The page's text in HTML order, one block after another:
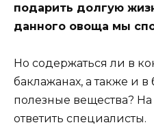
подарить долгую
данного овоща мы
Но содержаться ли в
баклажанах, а также и
полезные вещества? На
ответить специалисты.